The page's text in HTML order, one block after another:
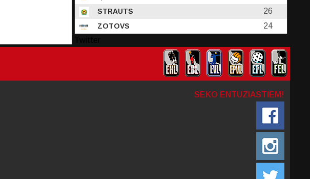
STRAUTS 26
ZOTOVS
24
SEKO ENTUZIASTIEM!